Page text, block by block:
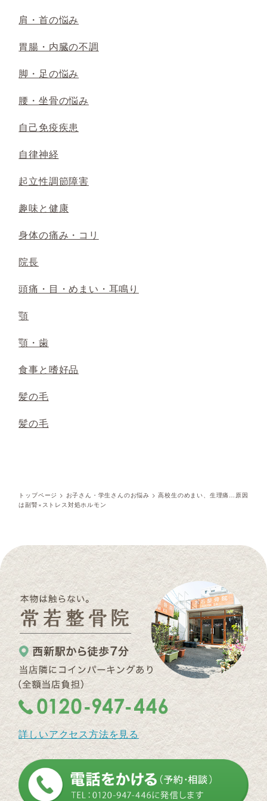
肩・首の悩み
胃腸・内臓の不調
脚・足の悩み
腰・坐骨の悩み
自己免疫疾患
自律神経
起立性調節障害
趣味と健康
身体の痛み・コリ
院長
頭痛・目・めまい・耳鳴り
顎
顎・歯
食事と嗜好品
髪の毛
髪の毛
トップページ > お子さん・学生さんのお悩み >高校生のめまい、生理痛…原因
は副腎×ストレス対処ホルモン
詳しいアクセス方法を見る